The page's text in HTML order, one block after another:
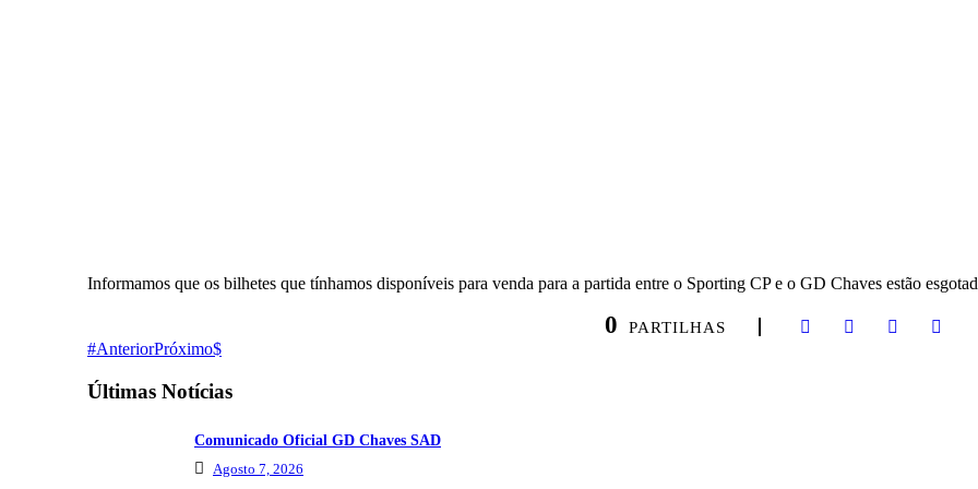
Informamos que os bilhetes que tínhamos disponíveis para venda para a partida entre o Sporting CP e o GD Chaves estão
0 PARTILHAS
AnteriorPróximo
Últimas Notícias
Comunicado Oficial GD Chaves SAD
Agosto 7, 2026